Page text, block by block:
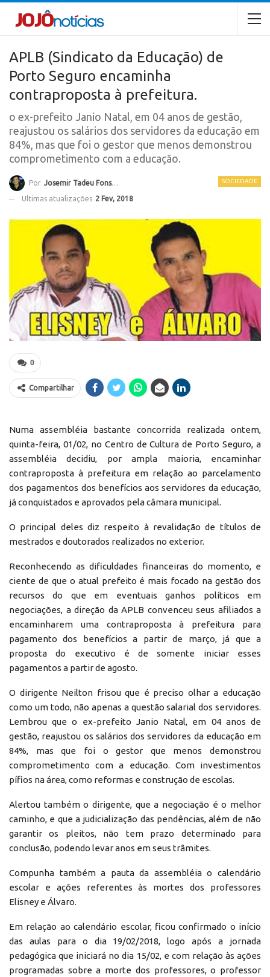
APLB (Sindicato da Educação) de
Porto Seguro encaminha
contraproposta à prefeitura.
o ex-prefeito Janio Natal, em 04 anos de gestão,
reajustou os salários dos servidores da educação em
84%, mas que foi o gestor que menos demonstrou
comprometimento com a educação.
SOCIEDADE
Por Josemir Tadeu Fonseca
Ultimas atualizações 2 Fev, 2018
0
Compartilhar
Numa assembléia bastante concorrida realizada ontem,
quinta-feira, 01/02, no Centro de Cultura de Porto Seguro, a
assembléia decidiu, por ampla maioria, encaminhar
contraproposta à prefeitura em relação ao parcelamento
dos pagamentos dos benefícios aos servidores da educação,
já conquistados e aprovados pela câmara municipal.
O principal deles diz respeito à revalidação de títulos de
mestrados e doutorados realizados no exterior.
Reconhecendo as dificuldades financeiras do momento, e
ciente de que o atual prefeito é mais focado na gestão dos
recursos do que em eventuais ganhos políticos em
negociações, a direção da APLB convenceu seus afiliados a
encaminharem uma contraproposta à prefeitura para
pagamento dos benefícios a partir de março, já que a
proposta do executivo é de somente iniciar esses
pagamentos a partir de agosto.
O dirigente Neilton frisou que é preciso olhar a educação
como um todo, não apenas a questão salarial dos servidores.
Lembrou que o ex-prefeito Janio Natal, em 04 anos de
gestão, reajustou os salários dos servidores da educação em
84%, mas que foi o gestor que menos demonstrou
comprometimento com a educação. Com investimentos
pífios na área, como reformas e construção de escolas.
Alertou também o dirigente, que a negociação é o melhor
caminho, e que a judicialização das pendências, além de não
garantir os pleitos, não tem prazo determinado para
conclusão, podendo levar anos em seus trâmites.
Compunha também a pauta da assembléia o calendário
escolar e ações referentes às mortes dos professores
Elisney e Álvaro.
Em relação ao calendário escolar, ficou confirmado o início
das aulas para o dia 19/02/2018, logo após a jornada
pedagógica que iniciará no dia 15/02, e com relação às ações
programadas sobre a morte dos professores, o professor